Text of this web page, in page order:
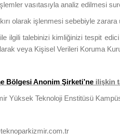
vasıtasıyla analiz edilmesi
olarak işlenmesi sebebiyle
ilgili talebinizi kimliğinizi tespit
veya Kişisel Verileri Koruma
Bölgesi Anonim Şirketi’ne ilişkin
Yüksek Teknoloji Enstitüsü